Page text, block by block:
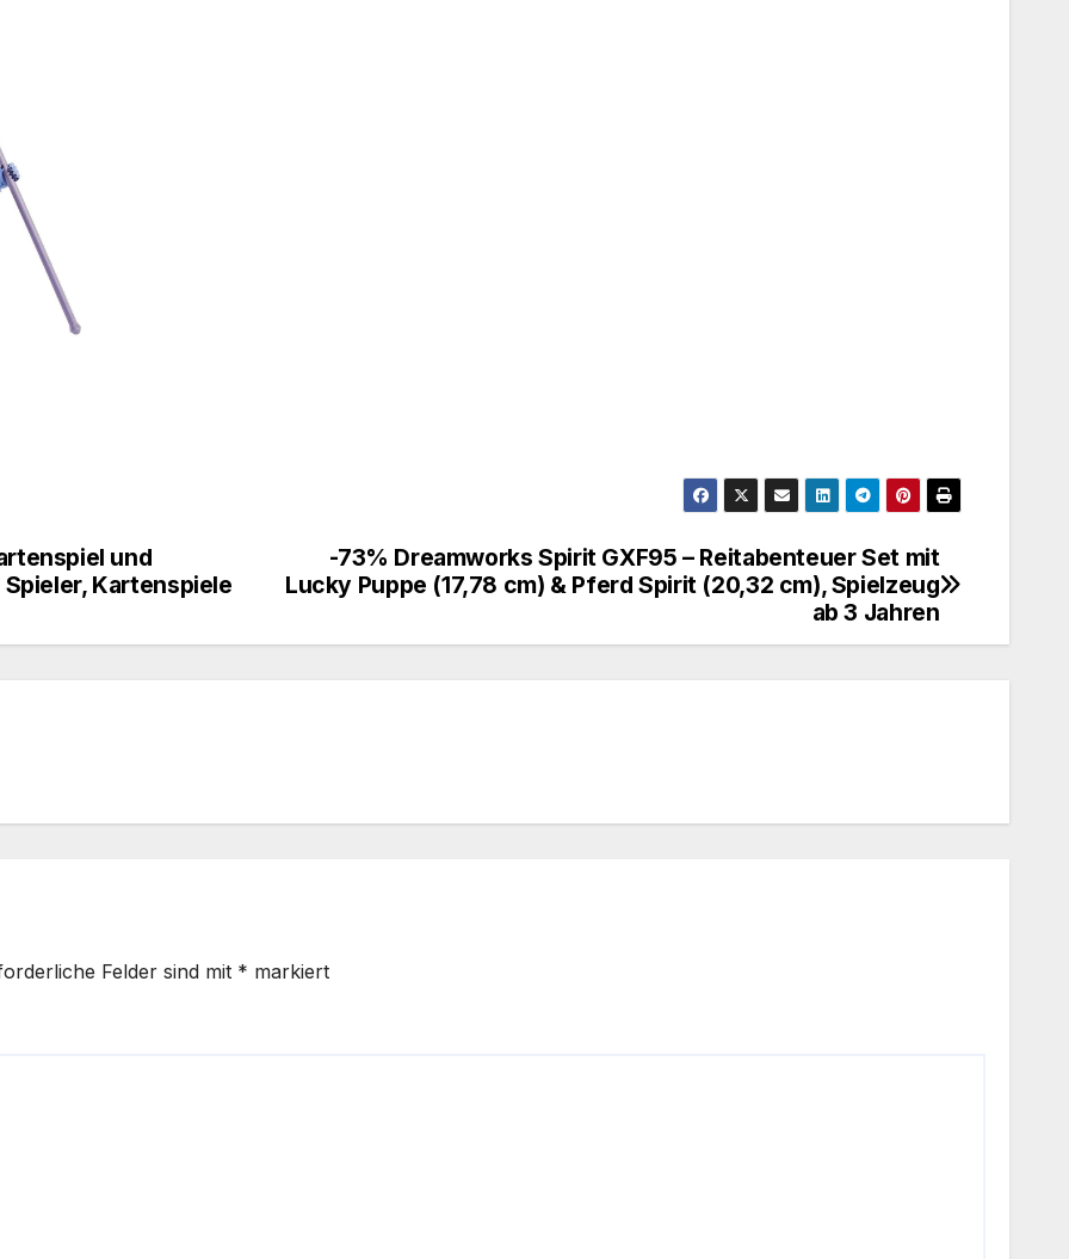
-73% Dreamworks Spirit GXF95 – Reitabenteuer Set mit
Lucky Puppe (17,78 cm) & Pferd Spirit (20,32 cm), Spielzeug
ab 3 Jahren
und
Kartenspiele
Felder sind mit * markiert